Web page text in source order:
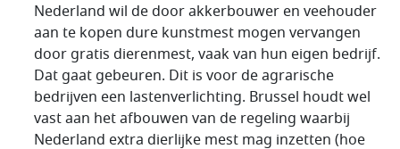
Nederland wil de door akkerbouwer en veehouder
aan te kopen dure kunstmest mogen vervangen
door gratis dierenmest, vaak van hun eigen bedrijf.
Dat gaat gebeuren. Dit is voor de agrarische
bedrijven een lastenverlichting. Brussel houdt wel
vast aan het afbouwen van de regeling waarbij
Nederland extra dierlijke mest mag inzetten (hoe